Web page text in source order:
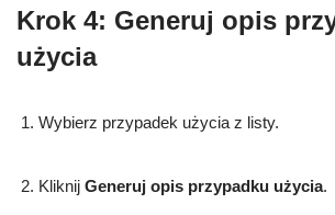
Krok 4: Generuj opis
użycia
Wybierz przypadek użycia z listy.
Kliknij Generuj opis przypadku użycia.